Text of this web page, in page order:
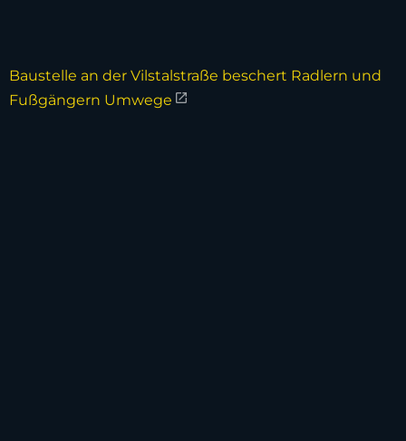
Baustelle an der Vilstalstraße beschert Radlern und
Fußgängern Umwege